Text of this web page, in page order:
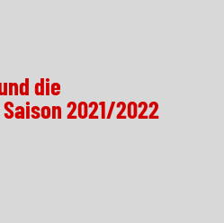
die
2021/2022